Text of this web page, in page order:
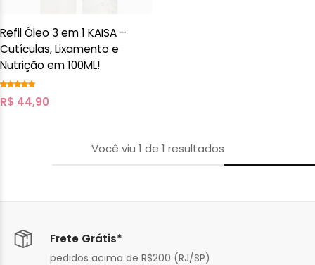
Refil Óleo 3 em 1 KAISA –
Cutículas, Lixamento e
Nutrição em 100ML!
R$ 44,90
Você viu 1 de 1 resultados
Frete Grátis*
pedidos acima de R$200 (RJ/SP)